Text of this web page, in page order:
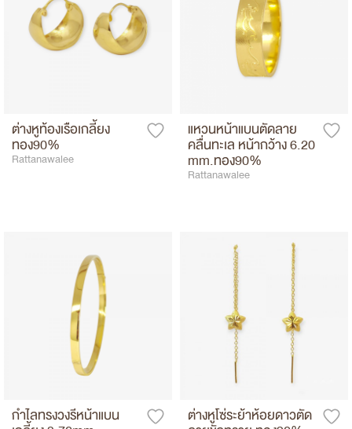
ต่างหูท้องเรือเกลี้ยง
ทอง90%
Rattanawalee
แหวนหน้าแบนตัดลาย
คลื่นทะเล หน้ากว้าง 6.20
mm.ทอง90%
Rattanawalee
กำไลทรงวงรีหน้าแบน ต่างหูโซ่ระย้าห้อยดาวตัด